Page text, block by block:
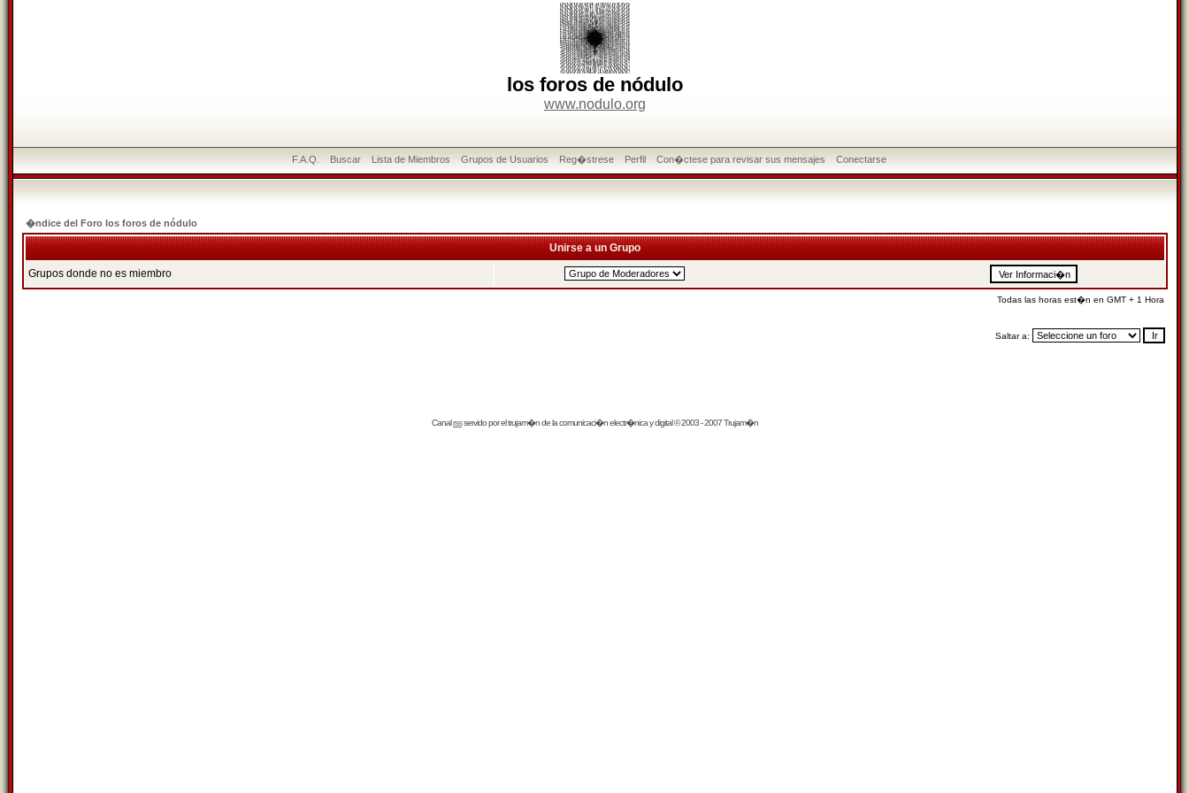
los foros de nódulo
www.nodulo.org
F.A.Q. Buscar Lista de Miembros Grupos de Usuarios Reg�strese Perfil Con�ctese para revisar sus mensajes Conectarse
�ndice del Foro los foros de nódulo
Unirse a un Grupo
Grupos donde no es miembro
Todas las horas est�n en GMT + 1 Hora
Saltar a:
Canalrssservido por eltrujam�nde la comunicaci�n electr�nica y digital © 2003 - 2007 Trujam�n